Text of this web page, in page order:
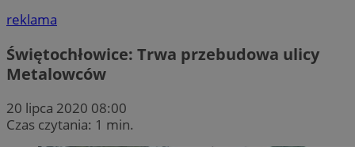
reklama
Świętochłowice: Trwa przebudowa ulicy
Metalowców
20 lipca 2020 08:00
Czas czytania: 1 min.